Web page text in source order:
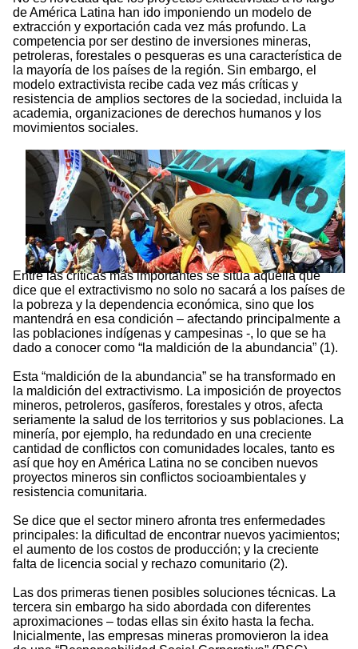
de América Latina han ido imponiendo un modelo de
extracción y exportación cada vez más profundo. La
competencia por ser destino de inversiones mineras,
petroleras, forestales o pesqueras es una característica de
la mayoría de los países de la región. Sin embargo, el
modelo extractivista recibe cada vez más críticas y
resistencia de amplios sectores de la sociedad, incluida la
academia, organizaciones de derechos humanos y los
movimientos sociales.
Entre las críticas más importantes se sitúa aquella que
dice que el extractivismo no solo no sacará a los países de
la pobreza y la dependencia económica, sino que los
mantendrá en esa condición – afectando principalmente a
las poblaciones indígenas y campesinas -, lo que se ha
dado a conocer como “la maldición de la abundancia” (1).
Esta “maldición de la abundancia” se ha transformado en
la maldición del extractivismo. La imposición de proyectos
mineros, petroleros, gasíferos, forestales y otros, afecta
seriamente la salud de los territorios y sus poblaciones. La
minería, por ejemplo, ha redundado en una creciente
cantidad de conflictos con comunidades locales, tanto es
así que hoy en América Latina no se conciben nuevos
proyectos mineros sin conflictos socioambientales y
resistencia comunitaria.
Se dice que el sector minero afronta tres enfermedades
principales: la dificultad de encontrar nuevos yacimientos;
el aumento de los costos de producción; y la creciente
falta de licencia social y rechazo comunitario (2).
Las dos primeras tienen posibles soluciones técnicas. La
tercera sin embargo ha sido abordada con diferentes
aproximaciones – todas ellas sin éxito hasta la fecha.
Inicialmente, las empresas mineras promovieron la idea